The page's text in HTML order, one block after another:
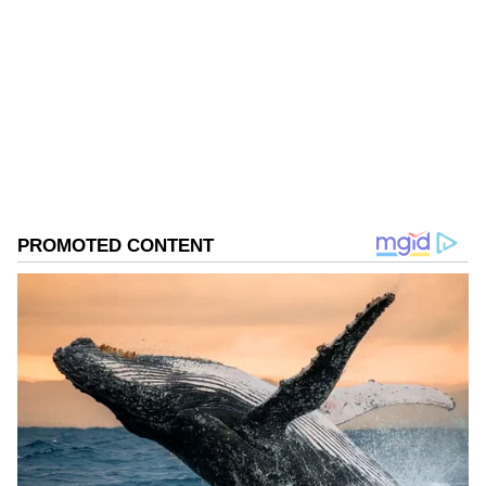
2034ರವರೆಗೆ ದೇಶದಲ್ಲಿ ಬಿಜೆಪಿ ಪ್ರಾಬಲ್ಯ ತಗ್ಗಲ್ಲ:
ಸಮೀಕ್ಷಾ ತಜ್ಞ | 70ರ ದಶಕದ ಕಾಂಗ್ರೆಸ್‌ನ ವರ್ಚಸ್ಸು ಈಗ
IPL 2026: ನಿನ್ನೆ ನಡೆದ ಸಿಎಸ್‌ಕೆ-ಗುಜರಾತ್ ಟೈಟಾನ್ಸ್
ನಡುವಿನ ಮ್ಯಾಚ್ ಗೆದ್ದಿದ್ದು ಯಾರು?